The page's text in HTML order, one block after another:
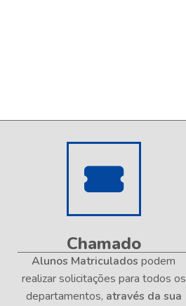
Chamado
Alunos Matriculados podem
realizar solicitações para todos os
departamentos, através da sua